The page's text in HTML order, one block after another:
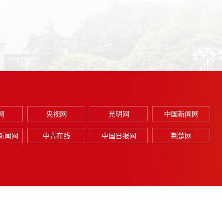
央视网 光明网 中国新闻网
闻网 中青在线 中国日报网 荆楚网